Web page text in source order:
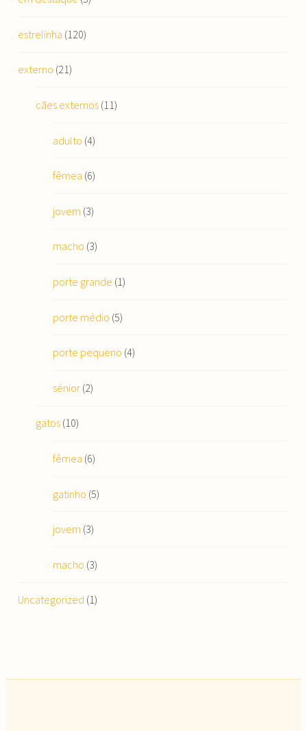
estrelinha (120)
externo (21)
cães externos(11)
adulto (4)
fêmea (6)
jovem (3)
macho (3)
porte grande (1)
porte médio (5)
porte pequeno (4)
sénior (2)
gatos(10)
fêmea (6)
gatinho (5)
jovem (3)
macho (3)
Uncategorized (1)